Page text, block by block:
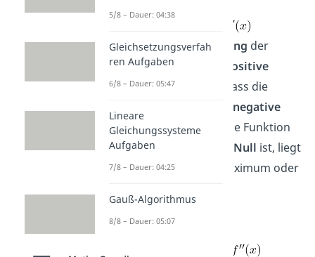
beschreibt dieSteigung der
Funktion
positive
Steigung bedeutet, dass die
negative
Steigung bedeutet, die Funktion
fällt. Ist die Steigung Null ist, liegt
einExtrempunkt
(Maximum oder
Zweite Ableitung
5/8 – Dauer: 04:38
Gleichsetzungsverfah
ren Aufgaben
6/8 – Dauer: 05:47
Lineare
Gleichungssysteme
Aufgaben
7/8 – Dauer: 04:25
Gauß-Algorithmus
8/8 – Dauer: 05:07